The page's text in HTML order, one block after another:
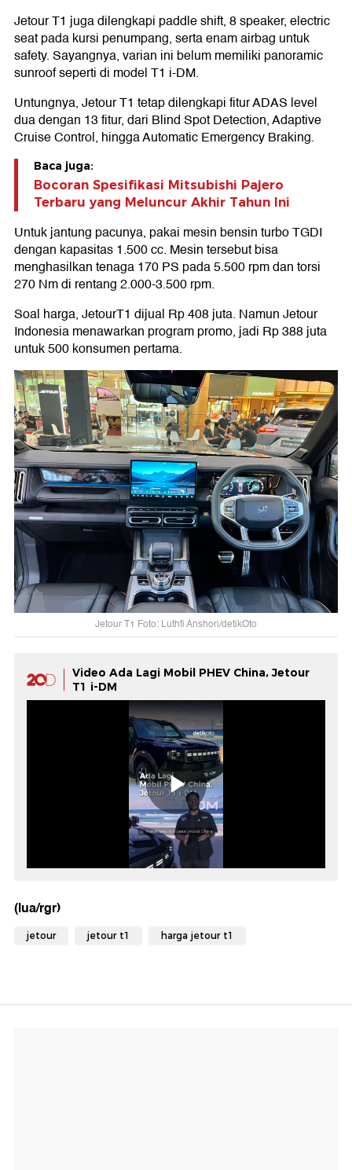
Jetour T1 juga dilengkapi paddle shift, 8 speaker, electric
seat pada kursi penumpang, serta enam airbag untuk
safety. Sayangnya, varian ini belum memiliki panoramic
sunroof seperti di model T1 i-DM.
Untungnya, Jetour T1 tetap dilengkapi fitur ADAS level
dua dengan 13 fitur, dari Blind Spot Detection, Adaptive
Cruise Control, hingga Automatic Emergency Braking.
Baca juga:
Bocoran Spesifikasi Mitsubishi Pajero
Terbaru yang Meluncur Akhir Tahun Ini
Untuk jantung pacunya, pakai mesin bensin turbo TGDI
dengan kapasitas 1.500 cc. Mesin tersebut bisa
menghasilkan tenaga 170 PS pada 5.500 rpm dan torsi
270 Nm di rentang 2.000-3.500 rpm.
Soal harga, JetourT1 dijual Rp 408 juta. Namun Jetour
Indonesia menawarkan program promo, jadi Rp 388 juta
untuk 500 konsumen pertama.
Jetour T1 Foto: Luthfi Anshori/detikOto
Video Ada Lagi Mobil PHEV China, Jetour
T1 i-DM
(lua/rgr)
jetour jetour t1 harga jetour t1